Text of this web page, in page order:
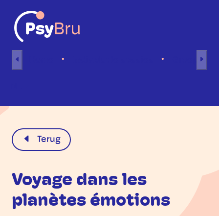
Terug
Voyage dans les
planètes émotions